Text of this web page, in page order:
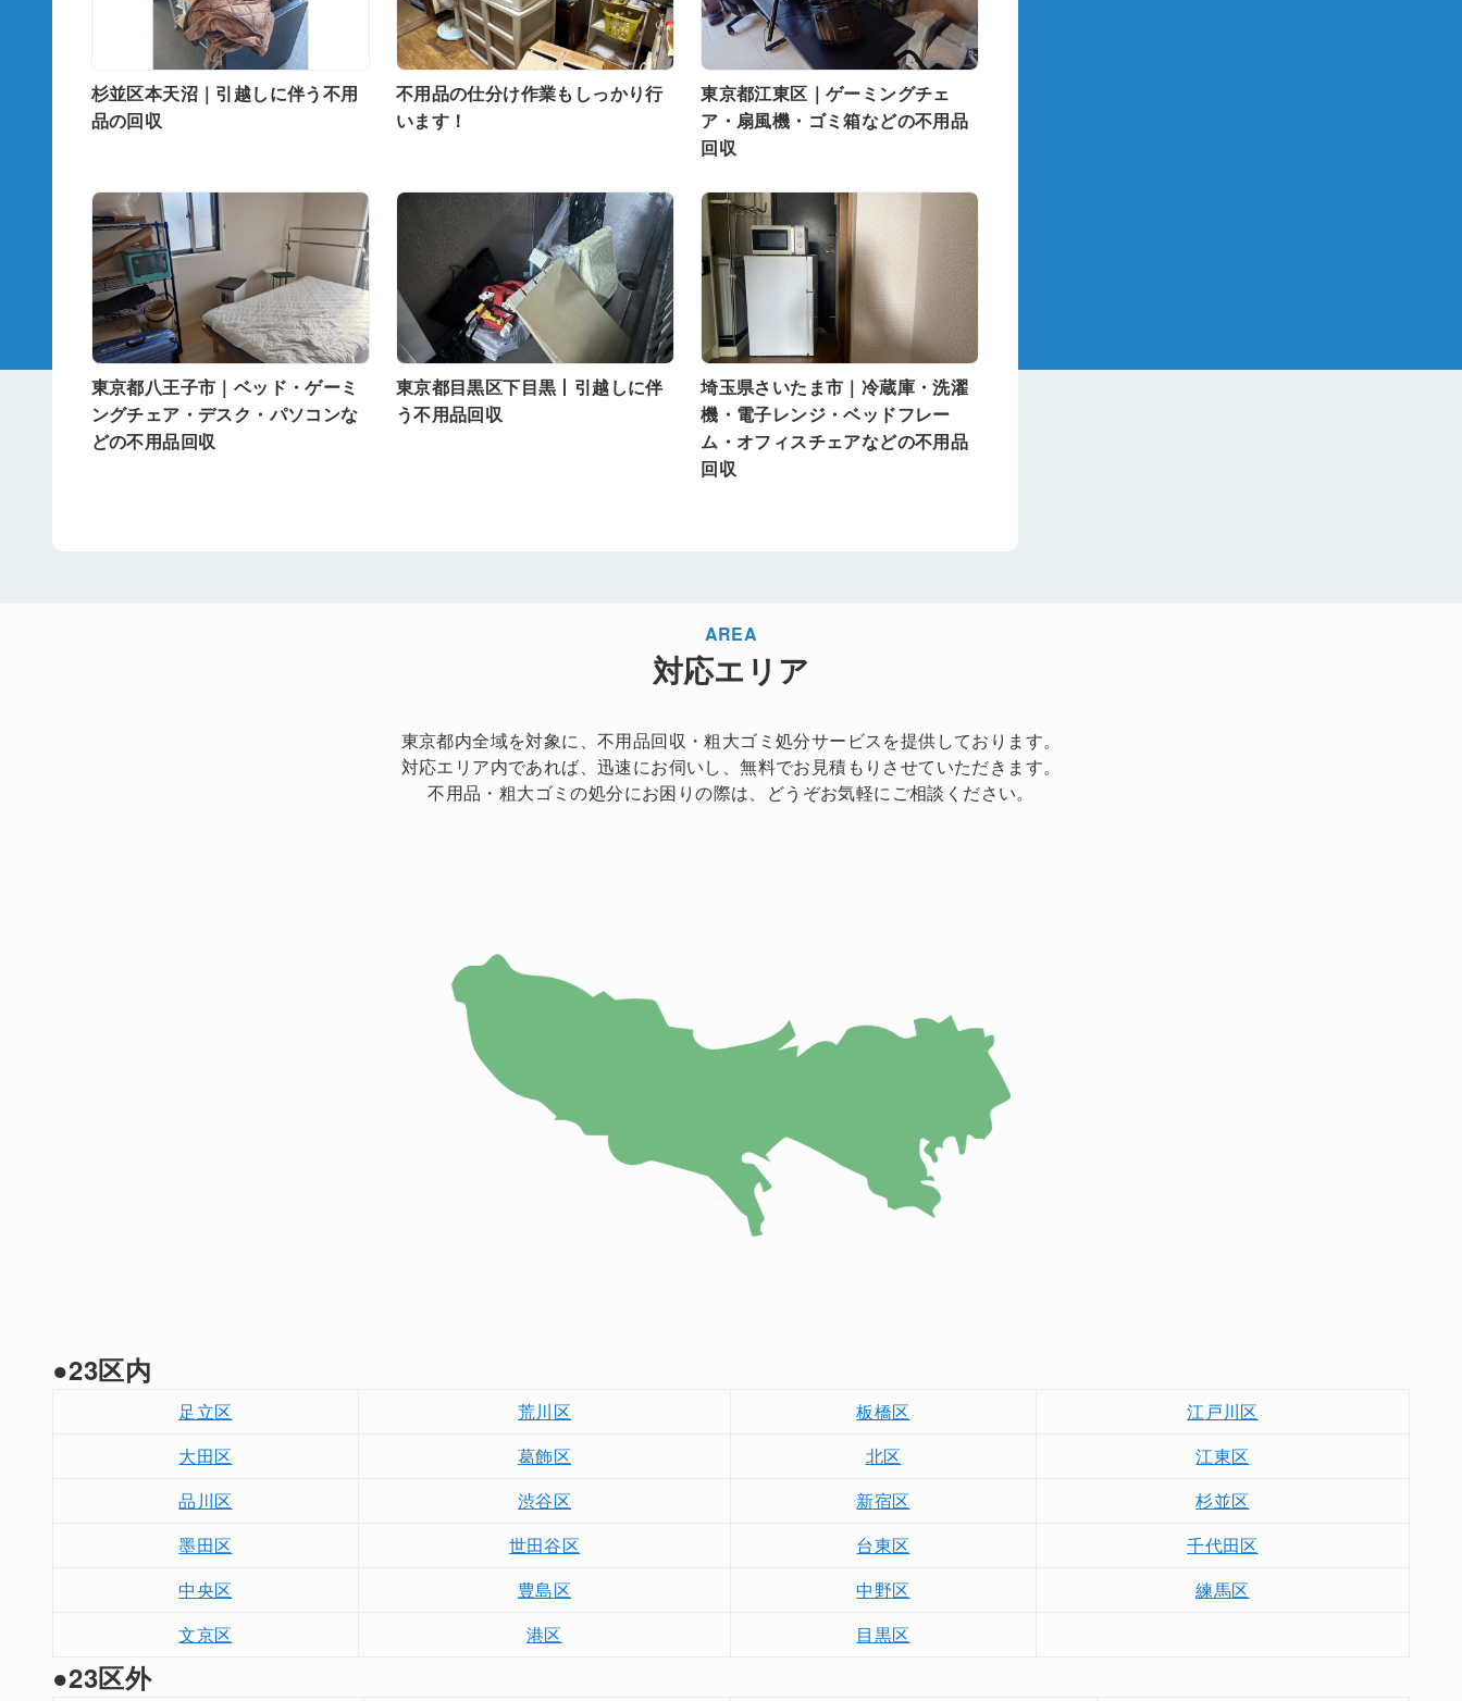
杉並区本天沼｜引越しに伴う不用
品の回収
不用品の仕分け作業もしっかり行
います！
東京都江東区｜ゲーミングチェ
ア・扇風機・ゴミ箱などの不用品
回収
東京都八王子市｜ベッド・ゲーミ
ングチェア・デスク・パソコンな
どの不用品回収
東京都目黒区下目黒丨引越しに伴
う不用品回収
埼玉県さいたま市｜冷蔵庫・洗濯
機・電子レンジ・ベッドフレー
ム・オフィスチェアなどの不用品
回収
AREA
対応エリア
東京都内全域を対象に、不用品回収・粗大ゴミ処分サービスを提供しております。
対応エリア内であれば、迅速にお伺いし、無料でお見積もりさせていただきます。
不用品・粗大ゴミの処分にお困りの際は、どうぞお気軽にご相談ください。
●23区内
足立区 荒川区 板橋区
江戸川区
大田区
葛飾区 北区
江東区
品川区
渋谷区 新宿区
杉並区
墨田区
世田谷区 台東区
千代田区
中央区
豊島区 中野区
練馬区
文京区
港区 目黒区
●23区外